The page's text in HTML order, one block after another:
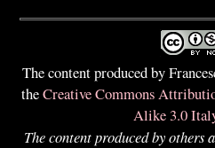
The content produced by
theCreative Commons
Alike 3.0
The content produced by others